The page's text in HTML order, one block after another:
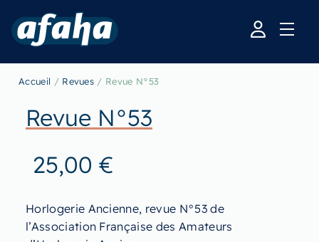
Accueil / Revues / Revue N°53
Revue N°53
25,00 €
Horlogerie Ancienne, revue N°53 de
l’Association Française des Amateurs